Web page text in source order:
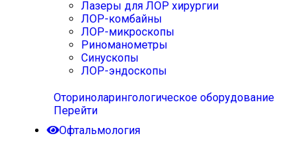
Лазеры для ЛОР хирургии
ЛОР-комбайны
ЛОР-микроскопы
Риноманометры
Синускопы
ЛОР-эндоскопы
Оториноларингологическое оборудование
Перейти
Офтальмология